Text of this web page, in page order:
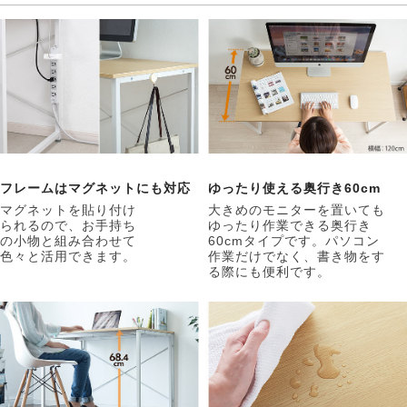
フレームはマグネットにも対応
マグネットを貼り付け
られるので、お手持ち
の小物と組み合わせて
色々と活用できます。
ゆったり使える奥行き60cm
大きめのモニターを置いても
ゆったり作業できる奥行き
60cmタイプです。パソコン
作業だけでなく、書き物をす
る際にも便利です。